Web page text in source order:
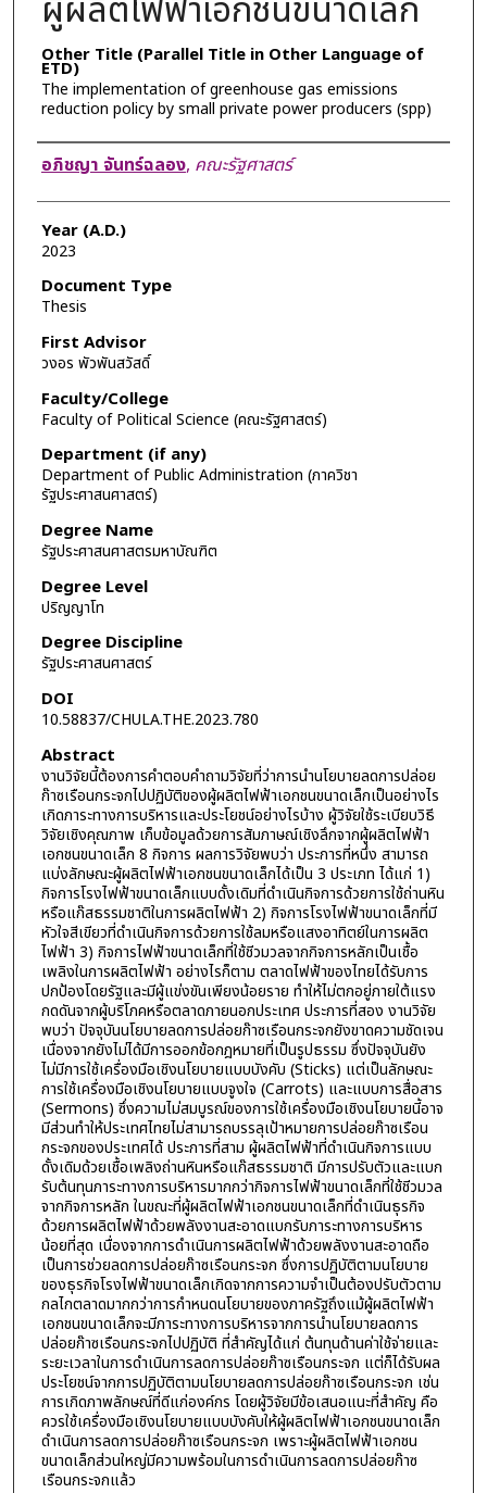
ผู้ผลิตไฟฟ้าเอกชนขนาดเล็ก
Other Title (Parallel Title in Other Language of
ETD)
The implementation of greenhouse gas emissions
reduction policy by small private power producers (spp)
Author
อภิชญา จันทร์ฉลอง, คณะรัฐศาสตร์
Year (A.D.)
2023
Document Type
Thesis
First Advisor
วงอร พัวพันสวัสดิ์
Faculty/College
Faculty of Political Science (คณะรัฐศาสตร์)
Department (if any)
Department of Public Administration (ภาควิชา
รัฐประศาสนศาสตร์)
Degree Name
รัฐประศาสนศาสตรมหาบัณฑิต
Degree Level
ปริญญาโท
Degree Discipline
รัฐประศาสนศาสตร์
DOI
10.58837/CHULA.THE.2023.780
Abstract
งานวิจัยนี้ต้องการคำตอบคำถามวิจัยที่ว่าการนำนโยบายลดการปล่อย
ก๊าซเรือนกระจกไปปฏิบัติของผู้ผลิตไฟฟ้าเอกชนขนาดเล็กเป็นอย่างไร
เกิดภาระทางการบริหารและประโยชน์อย่างไรบ้าง ผู้วิจัยใช้ระเบียบวิธี
วิจัยเชิงคุณภาพ เก็บข้อมูลด้วยการสัมภาษณ์เชิงลึกจากผู้ผลิตไฟฟ้า
เอกชนขนาดเล็ก 8 กิจการ ผลการวิจัยพบว่า ประการที่หนึ่ง สามารถ
แบ่งลักษณะผู้ผลิตไฟฟ้าเอกชนขนาดเล็กได้เป็น 3 ประเภท ได้แก่ 1)
กิจการโรงไฟฟ้าขนาดเล็กแบบดั้งเดิมที่ดำเนินกิจการด้วยการใช้ถ่านหิน
หรือแก๊สธรรมชาติในการผลิตไฟฟ้า 2) กิจการโรงไฟฟ้าขนาดเล็กที่มี
หัวใจสีเขียวที่ดำเนินกิจการด้วยการใช้ลมหรือแสงอาทิตย์ในการผลิต
ไฟฟ้า 3) กิจการไฟฟ้าขนาดเล็กที่ใช้ชีวมวลจากกิจการหลักเป็นเชื้อ
เพลิงในการผลิตไฟฟ้า อย่างไรก็ตาม ตลาดไฟฟ้าของไทยได้รับการ
ปกป้องโดยรัฐและมีผู้แข่งขันเพียงน้อยราย ทำให้ไม่ตกอยู่ภายใต้แรง
กดดันจากผู้บริโภคหรือตลาดภายนอกประเทศ ประการที่สอง งานวิจัย
พบว่า ปัจจุบันนโยบายลดการปล่อยก๊าซเรือนกระจกยังขาดความชัดเจน
เนื่องจากยังไม่ได้มีการออกข้อกฎหมายที่เป็นรูปธรรม ซึ่งปัจจุบันยัง
ไม่มีการใช้เครื่องมือเชิงนโยบายแบบบังคับ (Sticks) แต่เป็นลักษณะ
การใช้เครื่องมือเชิงนโยบายแบบจูงใจ (Carrots) และแบบการสื่อสาร
(Sermons) ซึ่งความไม่สมบูรณ์ของการใช้เครื่องมือเชิงนโยบายนี้อาจ
มีส่วนทำให้ประเทศไทยไม่สามารถบรรลุเป้าหมายการปล่อยก๊าซเรือน
กระจกของประเทศได้ ประการที่สาม ผู้ผลิตไฟฟ้าที่ดำเนินกิจการแบบ
ดั้งเดิมด้วยเชื้อเพลิงถ่านหินหรือแก๊สธรรมชาติ มีการปรับตัวและแบก
รับต้นทุนภาระทางการบริหารมากกว่ากิจการไฟฟ้าขนาดเล็กที่ใช้ชีวมวล
จากกิจการหลัก ในขณะที่ผู้ผลิตไฟฟ้าเอกชนขนาดเล็กที่ดำเนินธุรกิจ
ด้วยการผลิตไฟฟ้าด้วยพลังงานสะอาดแบกรับภาระทางการบริหาร
น้อยที่สุด เนื่องจากการดำเนินการผลิตไฟฟ้าด้วยพลังงานสะอาดถือ
เป็นการช่วยลดการปล่อยก๊าซเรือนกระจก ซึ่งการปฏิบัติตามนโยบาย
ของธุรกิจโรงไฟฟ้าขนาดเล็กเกิดจากการความจำเป็นต้องปรับตัวตาม
กลไกตลาดมากกว่าการกำหนดนโยบายของภาครัฐถึงแม้ผู้ผลิตไฟฟ้า
เอกชนขนาดเล็กจะมีภาระทางการบริหารจากการนำนโยบายลดการ
ปล่อยก๊าซเรือนกระจกไปปฏิบัติ ที่สำคัญได้แก่ ต้นทุนด้านค่าใช้จ่ายและ
ระยะเวลาในการดำเนินการลดการปล่อยก๊าซเรือนกระจก แต่ก็ได้รับผล
ประโยชน์จากการปฏิบัติตามนโยบายลดการปล่อยก๊าซเรือนกระจก เช่น
การเกิดภาพลักษณ์ที่ดีแก่องค์กร โดยผู้วิจัยมีข้อเสนอแนะที่สำคัญ คือ
ควรใช้เครื่องมือเชิงนโยบายแบบบังคับให้ผู้ผลิตไฟฟ้าเอกชนขนาดเล็ก
ดำเนินการลดการปล่อยก๊าซเรือนกระจก เพราะผู้ผลิตไฟฟ้าเอกชน
ขนาดเล็กส่วนใหญ่มีความพร้อมในการดำเนินการลดการปล่อยก๊าซ
เรือนกระจกแล้ว